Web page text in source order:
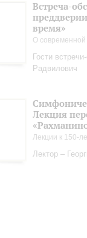
Встреча-
время»
О
Гости
Радвилович
Лекция
Лекции к 150-
Лектор –